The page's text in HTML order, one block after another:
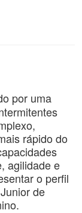
por uma
rápido do
agilidade e
o perfil
de